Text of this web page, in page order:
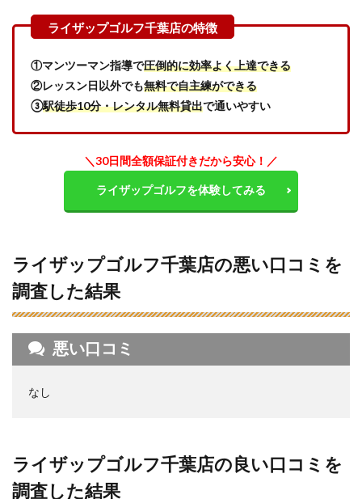
近辺
のイ
アゴ
ルフ
スク
ール
較
の料
金相
場
7
ライ
ザッ
プゴ
千葉
8
ライ
ザッ
①マンツーマン指導で圧倒的に効率よく上達できる
②レッスン日以外でも無料で自主練ができる
③駅徒歩10分・レンタル無料貸出で通いやすい
＼30日間全額保証付きだから安心！／
ライザップゴルフを体験してみる
ライザップゴルフ千葉店の悪い口コミを
調査した結果
悪い口コミ
なし
ライザップゴルフ千葉店の良い口コミを
調査した結果